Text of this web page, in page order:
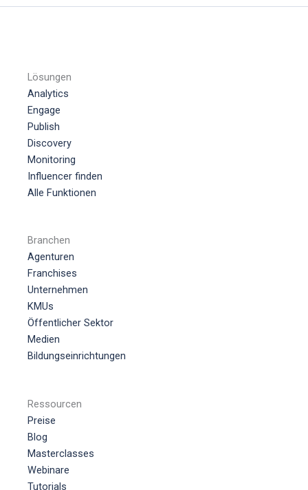
Lösungen
Analytics
Engage
Publish
Discovery
Monitoring
Influencer finden
Alle Funktionen
Branchen
Agenturen
Franchises
Unternehmen
KMUs
Öffentlicher Sektor
Medien
Bildungseinrichtungen
Ressourcen
Preise
Blog
Masterclasses
Webinare
Tutorials